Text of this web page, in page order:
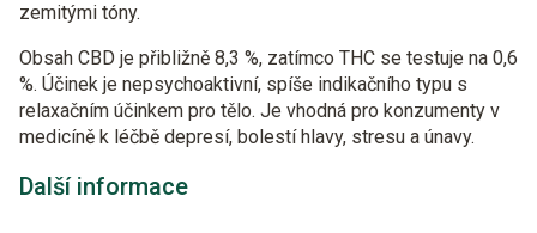
zemitými tóny.
Obsah CBD je přibližně 8,3 %, zatímco THC se testuje na 0,6
%. Účinek je nepsychoaktivní, spíše indikačního typu s
relaxačním účinkem pro tělo. Je vhodná pro konzumenty v
medicíně k léčbě depresí, bolestí hlavy, stresu a únavy.
Další informace